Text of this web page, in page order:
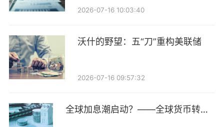
2026-07-16 10:03:40
沃什的野望：五“刀”重构美联储
2026-07-16 09:57:32
全球加息潮启动？——全球货币转向